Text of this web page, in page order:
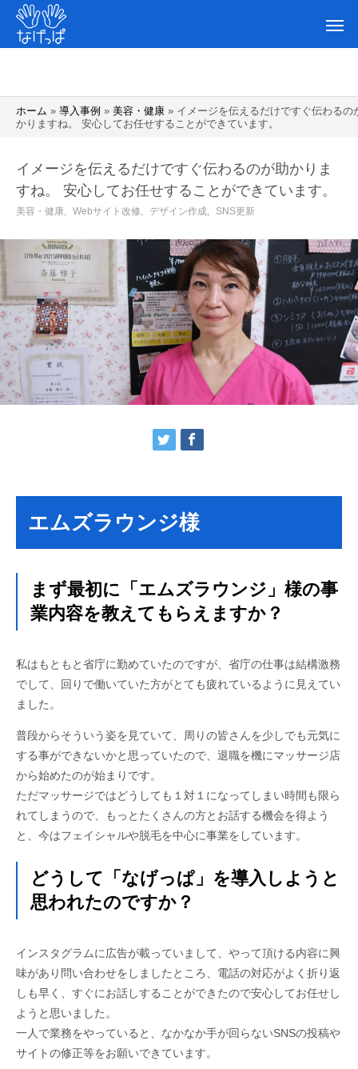
ホーム » 導入事例 » 美容・健康 » イメージを伝えるだけですぐ伝わるの
かりますね。 安心してお任せすることができています。
イメージを伝えるだけですぐ伝わるのが助かりま
すね。 安心してお任せすることができています。
美容・健康 Webサイト改修 デザイン作成 SNS更新
エムズラウンジ様
まず最初に「エムズラウンジ」様の事
業内容を教えてもらえますか？
私はもともと省庁に勤めていたのですが、省庁の仕事は結構激務
でして、回りで働いていた方がとても疲れているように見えてい
ました。
普段からそういう姿を見ていて、周りの皆さんを少しでも元気に
する事ができないかと思っていたので、退職を機にマッサージ店
から始めたのが始まりです。
ただマッサージではどうしても１対１になってしまい時間も限ら
れてしまうので、もっとたくさんの方とお話する機会を得よう
と、今はフェイシャルや脱毛を中心に事業をしています。
どうして「なげっぱ」を導入しようと
思われたのですか？
インスタグラムに広告が載っていまして、やって頂ける内容に興
味があり問い合わせをしましたところ、電話の対応がよく折り返
しも早く、すぐにお話しすることができたので安心してお任せし
ようと思いました。
一人で業務をやっていると、なかなか手が回らないSNSの投稿や
サイトの修正等をお願いできています。